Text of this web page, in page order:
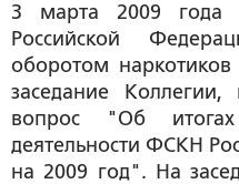
3 марта 2009 года
Российской
оборотом наркотиков
заседание
вопрос "Об итогах
деятельности ФСКН
на 2009 год". На